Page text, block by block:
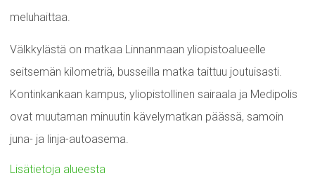
meluhaittaa.
Välkkylästä on matkaa Linnanmaan yliopistoalueelle
seitsemän kilometriä, busseilla matka taittuu joutuisasti.
Kontinkankaan kampus, yliopistollinen sairaala ja Medipolis
ovat muutaman minuutin kävelymatkan päässä, samoin
juna- ja linja-autoasema.
Lisätietoja alueesta